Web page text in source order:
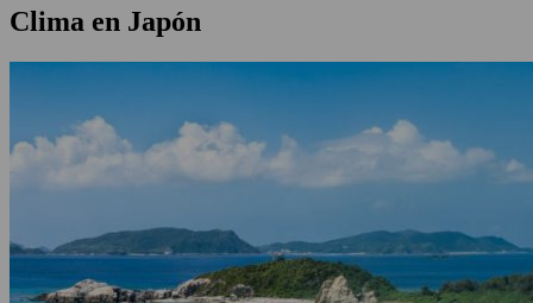
Clima en Japón